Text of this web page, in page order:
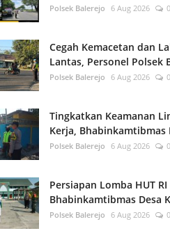
Polsek Balerejo 6 Aug 2026 0
Cegah Kemacetan dan
Lantas, Personel Polsek
Polsek Balerejo 6 Aug 2026 0
Tingkatkan Keamanan
Kerja, Bhabinkamtibmas
Polsek Balerejo 6 Aug 2026 0
Persiapan Lomba HUT RI
Bhabinkamtibmas Desa
Polsek Balerejo 6 Aug 2026 0